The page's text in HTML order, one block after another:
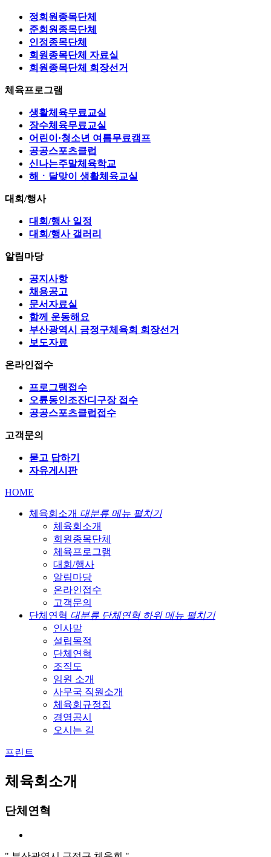
정회원종목단체
준회원종목단체
인정종목단체
회원종목단체 자료실
회원종목단체 회장선거
체육프로그램
생활체육무료교실
장수체육무료교실
어린이·청소년 여름무료캠프
공공스포츠클럽
신나는주말체육학교
해ㆍ달맞이 생활체육교실
대회/행사
대회/행사 일정
대회/행사 갤러리
알림마당
공지사항
채용공고
문서자료실
함께 운동해요
부산광역시 금정구체육회 회장선거
보도자료
온라인접수
프로그램접수
오륜동인조잔디구장 접수
공공스포츠클럽접수
고객문의
묻고 답하기
자유게시판
HOME
체육회소개 대분류 메뉴 펼치기
체육회소개
회원종목단체
체육프로그램
대회/행사
알림마당
온라인접수
고객문의
단체연혁 대분류 단체연혁 하위 메뉴 펼치기
인사말
설립목적
단체연혁
조직도
임원 소개
사무국 직원소개
체육회규정집
경영공시
오시는 길
프린트
체육회소개
단체연혁